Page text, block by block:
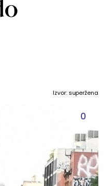
Izvor: superžena
0